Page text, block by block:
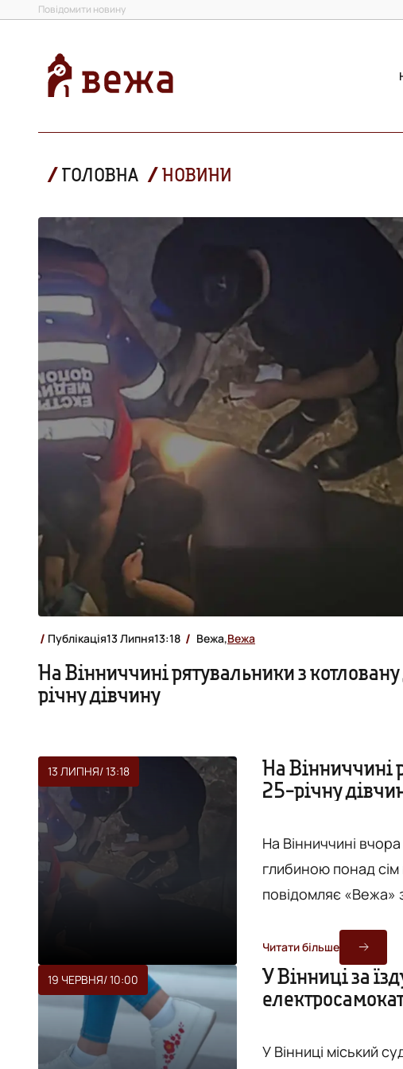
Повідомити новину
ГОЛОВНА НОВИНИ
Публікація13 Липня13:18 Вежа,Вежа
На Вінниччині рятувальники з
річну дівчину
13 ЛИПНЯ/ 13:18
На Вінниччині
25-річну
На Вінниччині
глибиною понад сім
повідомляє «Вежа»
незавершених будівництв. До прибуття
наклали
огляду лікарями
Читати більше
19 ЧЕРВНЯ/ 10:00
У Вінниці за
У Вінниці міський